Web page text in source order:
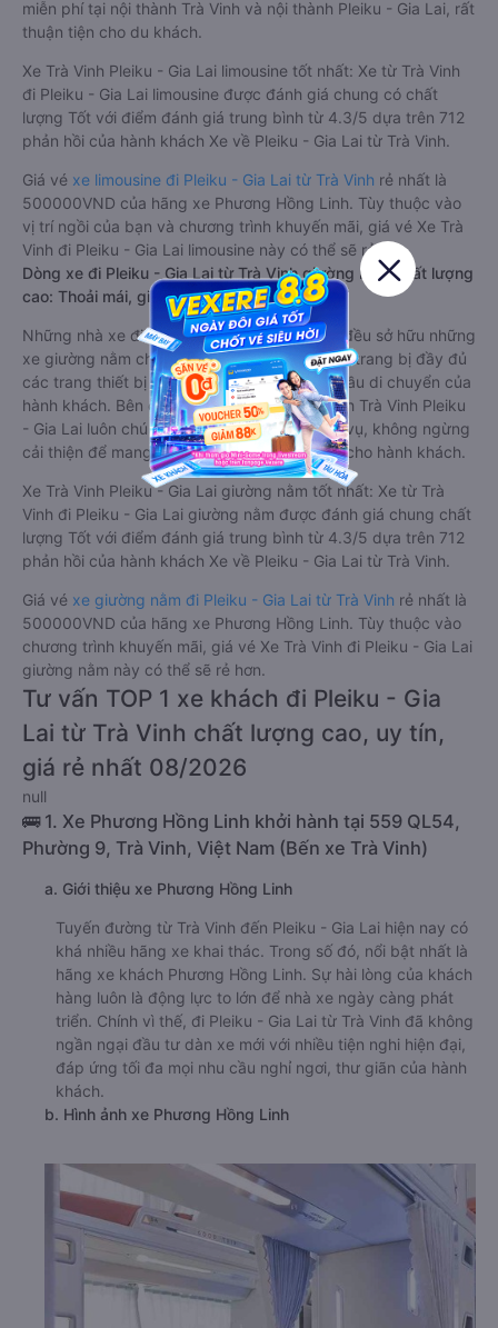
miễn phí tại nội thành Trà Vinh và nội thành Pleiku - Gia Lai, rất
thuận tiện cho du khách.
Xe Trà Vinh Pleiku - Gia Lai limousine tốt nhất: Xe từ Trà Vinh
đi Pleiku - Gia Lai limousine được đánh giá chung có chất
lượng Tốt với điểm đánh giá trung bình từ 4.3/5 dựa trên 712
phản hồi của hành khách Xe về Pleiku - Gia Lai từ Trà Vinh.
Giá vé xe limousine đi Pleiku - Gia Lai từ Trà Vinh rẻ nhất là
500000VND của hãng xe Phương Hồng Linh. Tùy thuộc vào
vị trí ngồi của bạn và chương trình khuyến mãi, giá vé Xe Trà
Vinh đi Pleiku - Gia Lai limousine này có thể sẽ rẻ hơn
Dòng xe đi Pleiku - Gia Lai từ Trà Vinh giường nằm chất lượng
cao: Thoải mái, giá cả tốt nhất
Những nhà xe đi Pleiku - Gia Lai từ Trà Vinh đều sở hữu những
xe giường nằm chất lượng cao. Trên xe được trang bị đầy đủ
các trang thiết bị hiện đại phục vụ cho nhu cầu di chuyển của
hành khách. Bên cạnh đó, các hãng xe khách Trà Vinh Pleiku
- Gia Lai luôn chú trọng đến chất lượng dịch vụ, không ngừng
cải thiện để mang đến trải nghiệm hoàn hảo cho hành khách.
Xe Trà Vinh Pleiku - Gia Lai giường nằm tốt nhất: Xe từ Trà
Vinh đi Pleiku - Gia Lai giường nằm được đánh giá chung chất
lượng Tốt với điểm đánh giá trung bình từ 4.3/5 dựa trên 712
phản hồi của hành khách Xe về Pleiku - Gia Lai từ Trà Vinh.
Giá vé xe giường nằm đi Pleiku - Gia Lai từ Trà Vinh rẻ nhất là
500000VND của hãng xe Phương Hồng Linh. Tùy thuộc vào
chương trình khuyến mãi, giá vé Xe Trà Vinh đi Pleiku - Gia Lai
giường nằm này có thể sẽ rẻ hơn.
Tư vấn TOP 1 xe khách đi Pleiku - Gia
Lai từ Trà Vinh chất lượng cao, uy tín,
giá rẻ nhất 08/2026
null
🚌 1. Xe Phương Hồng Linh khởi hành tại 559 QL54,
Phường 9, Trà Vinh, Việt Nam (Bến xe Trà Vinh)
a. Giới thiệu xe Phương Hồng Linh
Tuyến đường từ Trà Vinh đến Pleiku - Gia Lai hiện nay có
khá nhiều hãng xe khai thác. Trong số đó, nổi bật nhất là
hãng xe khách Phương Hồng Linh. Sự hài lòng của khách
hàng luôn là động lực to lớn để nhà xe ngày càng phát
triển. Chính vì thế, đi Pleiku - Gia Lai từ Trà Vinh đã không
ngần ngại đầu tư dàn xe mới với nhiều tiện nghi hiện đại,
đáp ứng tối đa mọi nhu cầu nghỉ ngơi, thư giãn của hành
khách.
b. Hình ảnh xe Phương Hồng Linh